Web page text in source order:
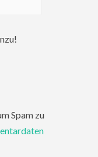
Spam zu